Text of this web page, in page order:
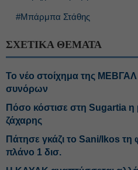
#Μπάρμπα Στάθης
ΣΧΕΤΙΚΑ ΘΕΜΑΤΑ
Το νέο στοίχημα της ΜΕΒΓΑΛ
συνόρων
Πόσο κόστισε στη Sugartia
ζάχαρης
Πάτησε γκάζι το Sani/Ikos τη
πλάνο 1 δισ.